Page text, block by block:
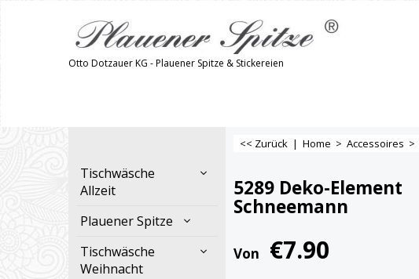
Otto Dotzauer KG - Plauener Spitze & Stickereien
Tischwäsche
Allzeit
Plauener Spitze
Tischwäsche
Weihnacht
<< Zurück | Home > Accessoires >
5289 Deko-Element
Schneemann
Von €7.90